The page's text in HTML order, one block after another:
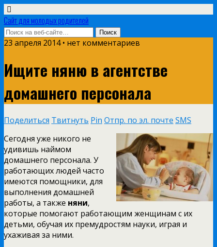
Сайт для молодых родителей
23 апреля 2014 • нет комментариев
Ищите няню в агентстве
домашнего персонала
Поделиться Твитнуть Pin Отпр. по эл. почте SMS
Сегодня уже никого не
удивишь наймом
домашнего персонала. У
работающих людей часто
имеются помощники, для
выполнения домашней
работы, а также няни,
которые помогают работающим женщинам с их
детьми, обучая их премудростям науки, играя и
ухаживая за ними.